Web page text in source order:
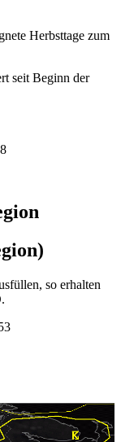
Herbsttage zum
seit Beginn der
so erhalten